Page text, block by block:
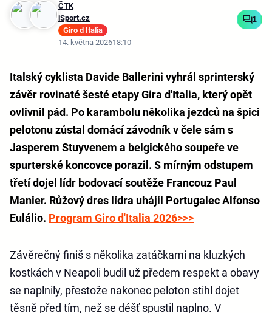
ČTK
iSport.cz
Giro d Italia
14. května 202618:10
1
Italský cyklista Davide Ballerini vyhrál sprinterský
závěr rovinaté šesté etapy Gira d'Italia, který opět
ovlivnil pád. Po karambolu několika jezdců na špici
pelotonu zůstal domácí závodník v čele sám s
Jasperem Stuyvenem a belgického soupeře ve
spurterské koncovce porazil. S mírným odstupem
třetí dojel lídr bodovací soutěže Francouz Paul
Manier. Růžový dres lídra uhájil Portugalec Alfonso
Eulálio. Program Giro d'Italia 2026>>>
Závěrečný finiš s několika zatáčkami na kluzkých
kostkách v Neapoli budil už předem respekt a obavy
se naplnily, přestože nakonec peloton stihl dojet
těsně před tím, než se déšť spustil naplno. V